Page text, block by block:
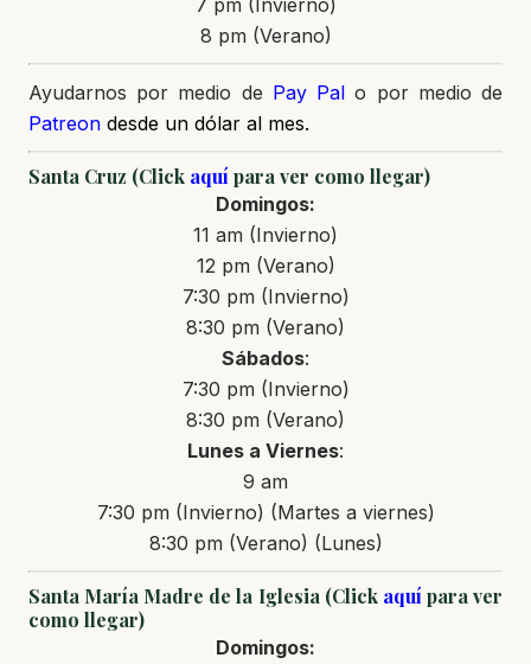
8 pm (Verano)
Ayudarnos por medio de Pay Pal o por medio de
Patreon desde un dólar al mes.
Santa Cruz (Click aquí para ver como llegar)
Domingos:
11 am (Invierno)
12 pm (Verano)
7:30 pm (Invierno)
8:30 pm (Verano)
Sábados:
7:30 pm (Invierno)
8:30 pm (Verano)
Lunes a Viernes:
9 am
7:30 pm (Invierno) (Martes a viernes)
8:30 pm (Verano) (Lunes)
Santa María Madre de la Iglesia (Click aquí para ver
como llegar)
Domingos: